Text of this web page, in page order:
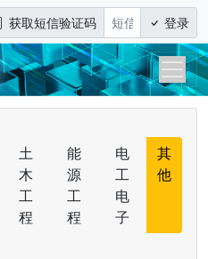
获取短信验证码 登录
土
木
工
程
能
源
工
程
电
工
电
子
其
他